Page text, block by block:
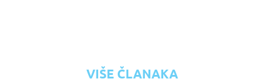
VIŠE ČLANAKA